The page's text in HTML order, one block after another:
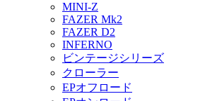
MINI-Z
FAZER Mk2
FAZER D2
INFERNO
ビンテージシリーズ
クローラー
EPオフロード